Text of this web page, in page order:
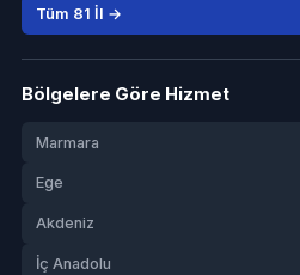
Tüm 81 İl →
Bölgelere Göre Hizmet
Marmara
Ege
Akdeniz
İç Anadolu